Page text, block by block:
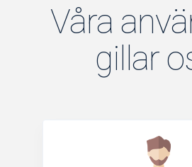
Våra
gillar